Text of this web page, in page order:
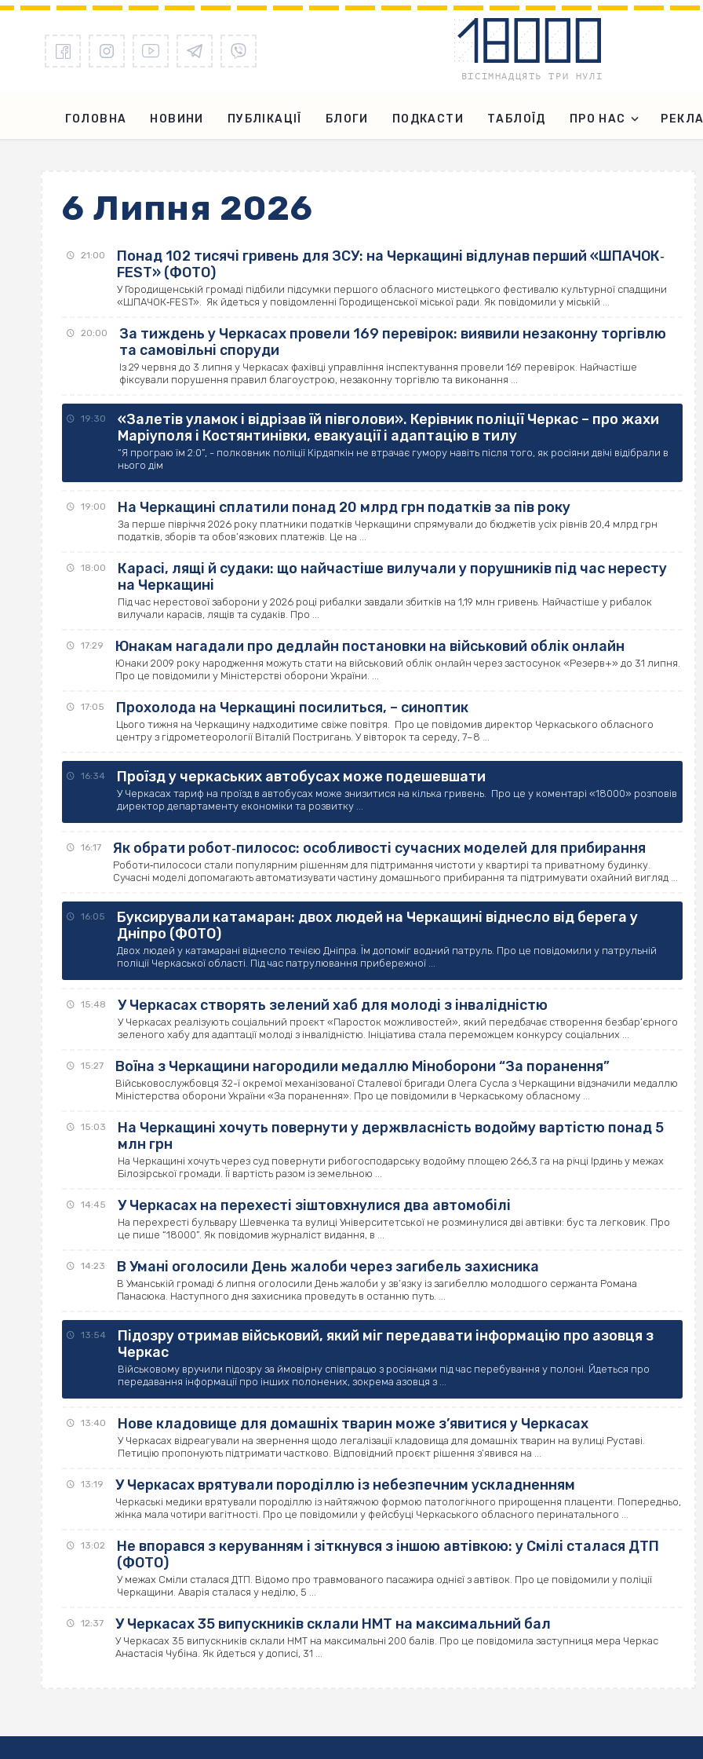
ГОЛОВНА НОВИНИ ПУБЛІКАЦІЇ БЛОГИ ПОДКАСТИ ТАБЛОЇД ПРО НАС
6 Липня 2026
21:00
Понад 102 тисячі гривень для ЗСУ: на Черкащині відлунав перший «ШПАЧОК‐
FEST» (ФОТО)
У Городищенській громаді підбили підсумки першого обласного мистецького фестивалю культурної спадщини
«ШПАЧОК‐FEST». Як йдеться у повідомленні Городищенської міської ради. Як повідомили у міській ...
20:00
За тиждень у Черкасах провели 169 перевірок: виявили незаконну торгівлю
та самовільні споруди
Із 29 червня до 3 липня у Черкасах фахівці управління інспектування провели 169 перевірок. Найчастіше
фіксували порушення правил благоустрою, незаконну торгівлю та виконання ...
19:30
«Залетів уламок і відрізав їй півголови». Керівник поліції Черкас – про жахи
Маріуполя і Костянтинівки, евакуації і адаптацію в тилу
“Я програю їм 2:0”, - полковник поліції Кірдяпкін не втрачає гумору навіть після того, як росіяни двічі відібрали в
нього дім
19:00 На Черкащині сплатили понад 20 млрд грн податків за пів року
За перше півріччя 2026 року платники податків Черкащини спрямували до бюджетів усіх рівнів 20,4 млрд грн
податків, зборів та обов’язкових платежів. Це на ...
18:00
Карасі, лящі й судаки: що найчастіше вилучали у порушників під час нересту
на Черкащині
Під час нерестової заборони у 2026 році рибалки завдали збитків на 1,19 млн гривень. Найчастіше у рибалок
вилучали карасів, лящів та судаків. Про ...
17:29 Юнакам нагадали про дедлайн постановки на військовий облік онлайн
Юнаки 2009 року народження можуть стати на військовий облік онлайн через застосунок «Резерв+» до 31 липня.
Про це повідомили у Міністерстві оборони України. ...
17:05 Прохолода на Черкащині посилиться, – синоптик
Цього тижня на Черкащину надходитиме свіже повітря. Про це повідомив директор Черкаського обласного
центру з гідрометеорології Віталій Постригань. У вівторок та середу, 7–8 ...
16:34 Проїзд у черкаських автобусах може подешевшати
У Черкасах тариф на проїзд в автобусах може знизитися на кілька гривень. Про це у коментарі «18000» розповів
директор департаменту економіки та розвитку ...
16:17 Як обрати робот‐пилосос: особливості сучасних моделей для прибирання
Роботи‐пилососи стали популярним рішенням для підтримання чистоти у квартирі та приватному будинку.
Сучасні моделі допомагають автоматизувати частину домашнього прибирання та підтримувати охайний вигляд ...
16:05
Буксирували катамаран: двох людей на Черкащині віднесло від берега у
Дніпро (ФОТО)
Двох людей у катамарані віднесло течією Дніпра. Їм допоміг водний патруль. Про це повідомили у патрульній
поліції Черкаської області. Під час патрулювання прибережної ...
15:48 У Черкасах створять зелений хаб для молоді з інвалідністю
У Черкасах реалізують соціальний проєкт «Паросток можливостей», який передбачає створення безбар’єрного
зеленого хабу для адаптації молоді з інвалідністю. Ініціатива стала переможцем конкурсу соціальних ...
15:27 Воїна з Черкащини нагородили медаллю Міноборони “За поранення”
Військовослужбовця 32-ї окремої механізованої Сталевої бригади Олега Сусла з Черкащини відзначили медаллю
Міністерства оборони України «За поранення». Про це повідомили в Черкаському обласному ...
15:03
На Черкащині хочуть повернути у держвласність водойму вартістю понад 5
млн грн
На Черкащині хочуть через суд повернути рибогосподарську водойму площею 266,3 га на річці Ірдинь у межах
Білозірської громади. Її вартість разом із земельною ...
14:45 У Черкасах на перехесті зіштовхнулися два автомобілі
На перехресті бульвару Шевченка та вулиці Університетської не розминулися дві автівки: бус та легковик. Про
це пише “18000”. Як повідомив журналіст видання, в ...
14:23 В Умані оголосили День жалоби через загибель захисника
В Уманській громаді 6 липня оголосили День жалоби у зв’язку із загибеллю молодшого сержанта Романа
Панасюка. Наступного дня захисника проведуть в останню путь. ...
13:54
Підозру отримав військовий, який міг передавати інформацію про азовця з
Черкас
Військовому вручили підозру за ймовірну співпрацю з росіянами під час перебування у полоні. Йдеться про
передавання інформації про інших полонених, зокрема азовця з ...
13:40 Нове кладовище для домашніх тварин може з’явитися у Черкасах
У Черкасах відреагували на звернення щодо легалізації кладовища для домашніх тварин на вулиці Руставі.
Петицію пропонують підтримати частково. Відповідний проєкт рішення з’явився на ...
13:19 У Черкасах врятували породіллю із небезпечним ускладненням
Черкаські медики врятували породіллю із найтяжчою формою патологічного прирощення плаценти. Попередньо,
жінка мала чотири вагітності. Про це повідомили у фейсбуці Черкаського обласного перинатального ...
13:02
Не впорався з керуванням і зіткнувся з іншою автівкою: у Смілі сталася ДТП
(ФОТО)
У межах Сміли сталася ДТП. Відомо про травмованого пасажира однієї з автівок. Про це повідомили у поліції
Черкащини. Аварія сталася у неділю, 5 ...
12:37 У Черкасах 35 випускників склали НМТ на максимальний бал
У Черкасах 35 випускників склали НМТ на максимальні 200 балів. Про це повідомила заступниця мера Черкас
Анастасія Чубіна. Як йдеться у дописі, 31 ...